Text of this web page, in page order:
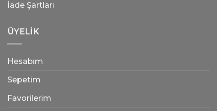
İade Şartları
ÜYELIK
Hesabım
Sepetim
Favorilerim